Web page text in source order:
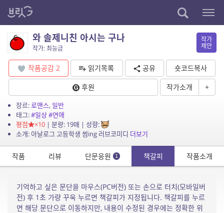
와 솔제니친 아시는 구나
작가: 최능금
작가
제안
작품공감 2 읽기목록 공유
숏코드복사
후원
작가소개 +
장르:로맨스, 일반
태그:#일상#연애
평점
×10| 분량: 19매 | 성향:
소개: 아날로그 고등학생 썸ing 러브코미디 더보기
작품 리뷰 단문응원 1 책갈피 작품소개
기억하고 싶은 문단을 마우스(PC버전) 또는 손으로 터치(모바일버
전) 후 1초 가량 꾸욱 누르면 책갈피가 지정됩니다. 책갈피를 누르
면 해당 문단으로 이동하지만, 내용이 수정된 경우에는 정확한 위